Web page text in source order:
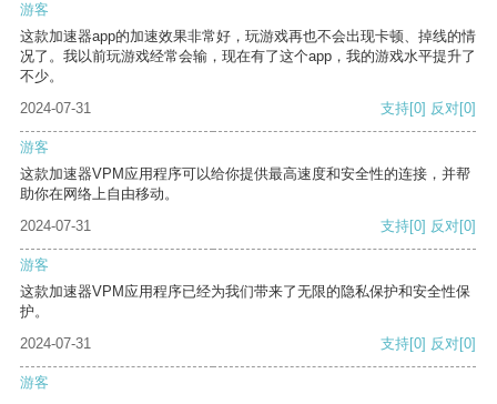
游客
这款加速器app的加速效果非常好，玩游戏再也不会出现卡顿、掉线的情
况了。我以前玩游戏经常会输，现在有了这个app，我的游戏水平提升了
不少。
2024-07-31
支持[0] 反对[0]
游客
这款加速器VPM应用程序可以给你提供最高速度和安全性的连接，并帮
助你在网络上自由移动。
2024-07-31
支持[0] 反对[0]
游客
这款加速器VPM应用程序已经为我们带来了无限的隐私保护和安全性保
护。
2024-07-31
支持[0] 反对[0]
游客